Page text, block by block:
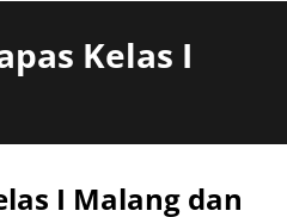
Kelas I
I Malang dan